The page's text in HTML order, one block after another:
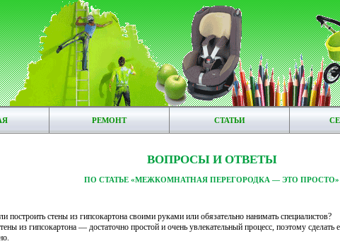
РЕМОНТ СТАТЬИ
ВОПРОСЫ И ОТВЕТЫ
ПО СТАТЬЕ «МЕЖКОМНАТНАЯ ПЕРЕГОРОДКА — ЭТО ПРОСТО»
построить стены из гипсокартона своими руками или обязательно нанимать специалистов?
из гипсокартона — достаточно простой и очень увлекательный процесс, поэтому